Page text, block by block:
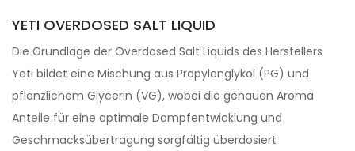
YETI OVERDOSED SALT LIQUID
Die Grundlage der Overdosed Salt Liquids des Herstellers
Yeti bildet eine Mischung aus Propylenglykol (PG) und
pflanzlichem Glycerin (VG), wobei die genauen Aroma
Anteile für eine optimale Dampfentwicklung und
Geschmacksübertragung sorgfältig überdosiert